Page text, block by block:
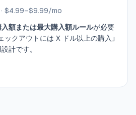
· $4.99–$9.99/mo
額または最大購入額ルールが必要
ックアウトには X ドル以上の購入」
計です。